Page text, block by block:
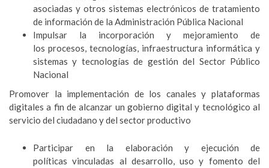
asociadas y otros sistemas electrónicos de tratamiento
de información de la Administración Pública Nacional
Impulsar la incorporación y mejoramiento de
los procesos, tecnologías, infraestructura informática y
sistemas y tecnologías de gestión del Sector Público
Nacional
Promover la implementación de los canales y plataformas
digitales a fin de alcanzar un gobierno digital y tecnológico al
servicio del ciudadano y del sector productivo
Participar en la elaboración y ejecución de
políticas vinculadas al desarrollo, uso y fomento del